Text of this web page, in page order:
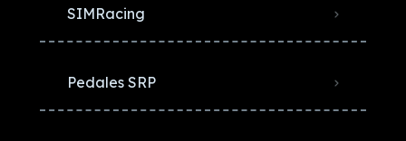
SIMRacing
Pedales SRP